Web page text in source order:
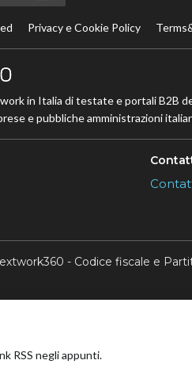
Privacy e Cookie Policy
in Italia di testate e portali B2B
e pubbliche amministrazioni
- Codice fiscale e
RSS negli appunti.